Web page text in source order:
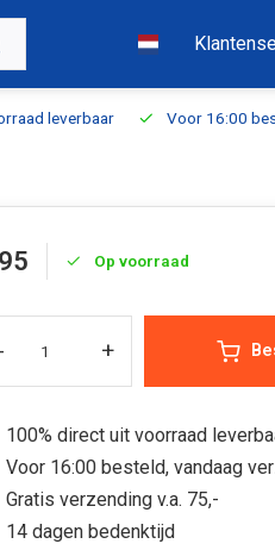
leverbaar Voor 16:00
Op voorraad
+
100% direct uit voorraad
Voor 16:00 besteld, vandaag
Gratis verzending v.a. 75,-
14 dagen bedenktijd